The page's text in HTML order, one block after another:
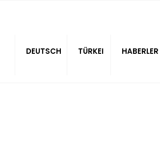
DEUTSCH TÜRKEI HABERLER